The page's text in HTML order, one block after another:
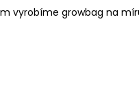
vyrobíme growbag na